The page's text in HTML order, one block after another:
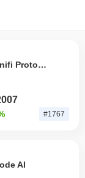
Unifi Protocol
#1767
AI